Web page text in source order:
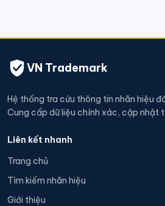
VN Trademark
Hệ thống tra cứu thông tin nhãn hiệu
Cung cấp dữ liệu chính xác, cập nhật
Liên kết nhanh
Trang chủ
Tìm kiếm nhãn hiệu
Giới thiệu